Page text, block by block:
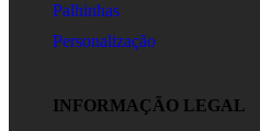
Palhinhas
Personalização
INFORMAÇÃO LEGAL